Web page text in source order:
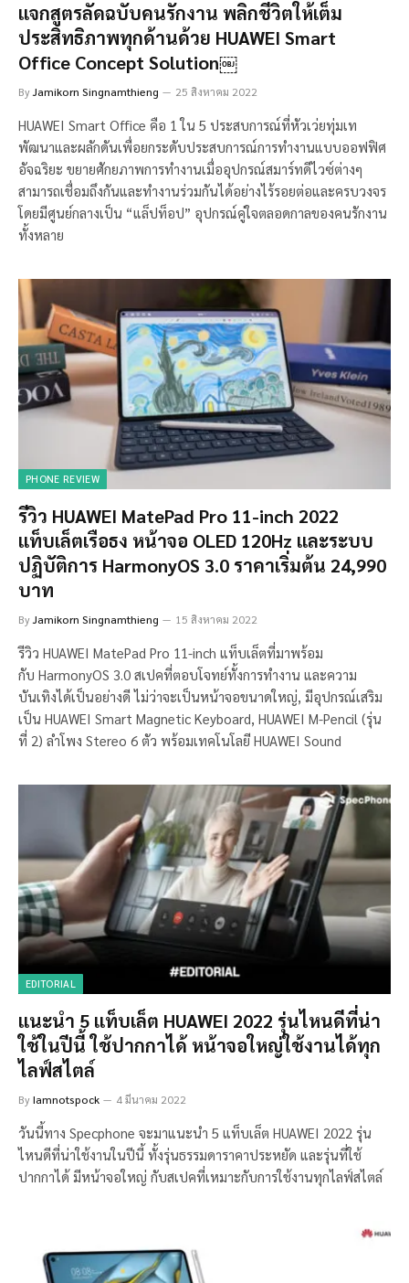
แจกสูตรลัดฉบับคนรักงาน พลิกชีวิตให้เต็ม
ประสิทธิภาพทุกด้านด้วย HUAWEI Smart
Office Concept Solution￼
ByJamikorn Singnamthieng 25 สิงหาคม 2022
HUAWEI Smart Office คือ 1 ใน 5 ประสบการณ์ที่หัวเว่ยทุ่มเท
พัฒนาและผลักดันเพื่อยกระดับประสบการณ์การทำงานแบบออฟฟิศ
อัจฉริยะ ขยายศักยภาพการทำงานเมื่ออุปกรณ์สมาร์ทดีไวซ์ต่างๆ
สามารถเชื่อมถึงกันและทำงานร่วมกันได้อย่างไร้รอยต่อและครบวงจร
โดยมีศูนย์กลางเป็น “แล็ปท็อป” อุปกรณ์คู่ใจตลอดกาลของคนรักงาน
ทั้งหลาย
PHONE REVIEW
รีวิว HUAWEI MatePad Pro 11-inch 2022
แท็บเล็ตเรือธง หน้าจอ OLED 120Hz และระบบ
ปฏิบัติการ HarmonyOS 3.0 ราคาเริ่มต้น 24,990
บาท
ByJamikorn Singnamthieng 15 สิงหาคม 2022
รีวิว HUAWEI MatePad Pro 11-inch แท็บเล็ตที่มาพร้อม
กับ HarmonyOS 3.0 สเปคที่ตอบโจทย์ทั้งการทำงาน และความ
บันเทิงได้เป็นอย่างดี ไม่ว่าจะเป็นหน้าจอขนาดใหญ่, มีอุปกรณ์เสริม
เป็น HUAWEI Smart Magnetic Keyboard, HUAWEI M-Pencil (รุ่น
ที่ 2) ลำโพง Stereo 6 ตัว พร้อมเทคโนโลยี HUAWEI Sound
EDITORIAL
แนะนำ 5 แท็บเล็ต HUAWEI 2022 รุ่นไหนดีที่น่า
ใช้ในปีนี้ ใช้ปากกาได้ หน้าจอใหญ่ใช้งานได้ทุก
ไลฟ์สไตล์
ByIamnotspock 4 มีนาคม 2022
วันนี้ทาง Specphone จะมาแนะนำ 5 แท็บเล็ต HUAWEI 2022 รุ่น
ไหนดีที่น่าใช้งานในปีนี้ ทั้งรุ่นธรรมดาราคาประหยัด และรุ่นที่ใช้
ปากกาได้ มีหน้าจอใหญ่ กับสเปคที่เหมาะกับการใช้งานทุกไลฟ์สไตล์